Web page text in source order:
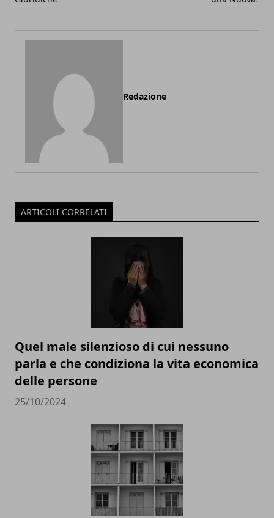
Redazione
ARTICOLI CORRELATI
Quel male silenzioso di cui nessuno
parla e che condiziona la vita economica
delle persone
25/10/2024